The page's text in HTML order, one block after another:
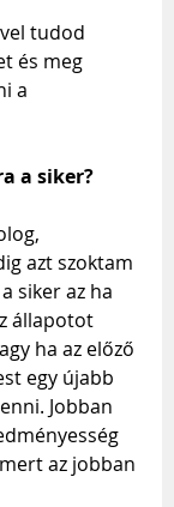
tudod
és meg
a
a siker?
azt szoktam
siker az ha
állapotot
ha az előző
egy újabb
Jobban
az jobban